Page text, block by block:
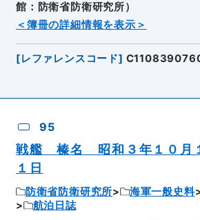
館：防衛省防衛研究所）
＜簿冊の詳細情報を表示＞
[レファレンスコード]
95
戦艦 榛名 昭和３年１０月
１日
防衛省防衛研究所 海軍一般史料
航泊日誌